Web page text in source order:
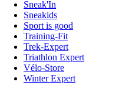
Sneak'In
Sneakids
Sport is good
Training-Fit
Trek-Expert
Triathlon Expert
Vélo-Store
Winter Expert